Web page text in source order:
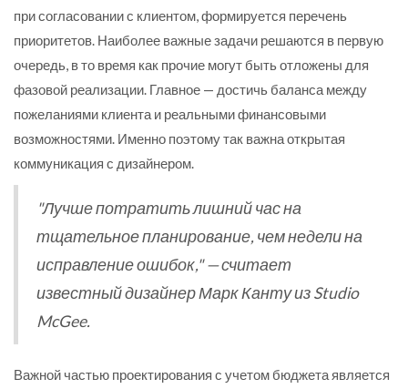
при согласовании с клиентом, формируется перечень
приоритетов. Наиболее важные задачи решаются в первую
очередь, в то время как прочие могут быть отложены для
фазовой реализации. Главное — достичь баланса между
пожеланиями клиента и реальными финансовыми
возможностями. Именно поэтому так важна открытая
коммуникация с дизайнером.
"Лучше потратить лишний час на
тщательное планирование, чем недели на
исправление ошибок," — считает
известный дизайнер Марк Канту из Studio
McGee.
Важной частью проектирования с учетом бюджета является